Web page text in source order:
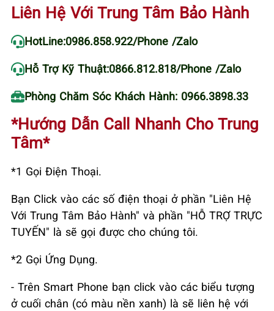
Liên Hệ Với Trung Tâm Bảo Hành
HotLine:0986.858.922/Phone /Zalo
Hỗ Trợ Kỹ Thuật:0866.812.818/Phone /Zalo
Phòng Chăm Sóc Khách Hành: 0966.3898.33
*Hướng Dẫn Call Nhanh Cho Trung
Tâm*
*1 Gọi Điện Thoại.
Bạn Click vào các số điện thoại ở phần "Liên Hệ
Với Trung Tâm Bảo Hành" và phần "HỖ TRỢ TRỰC
TUYẾN" là sẽ gọi được cho chúng tôi.
*2 Gọi Ứng Dụng.
- Trên Smart Phone bạn click vào các biểu tượng
ở cuối chân (có màu nền xanh) là sẽ liên hệ với